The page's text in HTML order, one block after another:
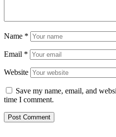
Name *
Email *
Website
Save my name, email, and
time I comment.